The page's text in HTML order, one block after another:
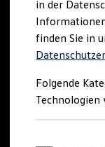
Die
Junge
Leasing
in der
finden Sie in
Folgende
Technologien